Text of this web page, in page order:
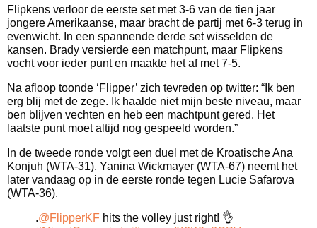
Flipkens verloor de eerste set met 3-6 van de tien jaar
jongere Amerikaanse, maar bracht de partij met 6-3 terug in
evenwicht. In een spannende derde set wisselden de
kansen. Brady versierde een matchpunt, maar Flipkens
vocht voor ieder punt en maakte het af met 7-5.
Na afloop toonde ‘Flipper’ zich tevreden op twitter: “Ik ben
erg blij met de zege. Ik haalde niet mijn beste niveau, maar
ben blijven vechten en heb een machtpunt gered. Het
laatste punt moet altijd nog gespeeld worden.”
In de tweede ronde volgt een duel met de Kroatische Ana
Konjuh (WTA-31). Yanina Wickmayer (WTA-67) neemt het
later vandaag op in de eerste ronde tegen Lucie Safarova
(WTA-36).
.@FlipperKF hits the volley just right! 👌